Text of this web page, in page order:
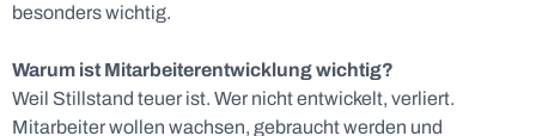
besonders wichtig.
Warum ist Mitarbeiterentwicklung wichtig?
Weil Stillstand teuer ist. Wer nicht entwickelt, verliert.
Mitarbeiter wollen wachsen, gebraucht werden und